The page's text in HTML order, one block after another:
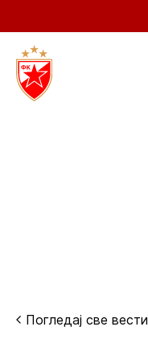
Погледај све вести